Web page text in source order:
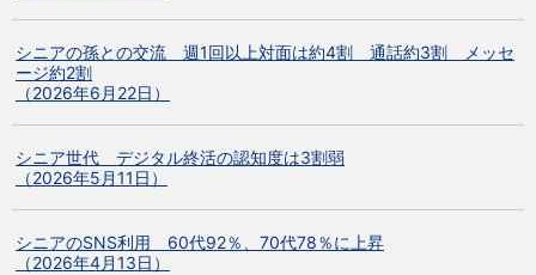
シニアの孫との交流 週1回以上対面は約4割 通話約3割 メッセ
ージ約2割
（2026年6月22日）
シニア世代 デジタル終活の認知度は3割弱
（2026年5月11日）
シニアのSNS利用 60代92％、70代78％に上昇
（2026年4月13日）